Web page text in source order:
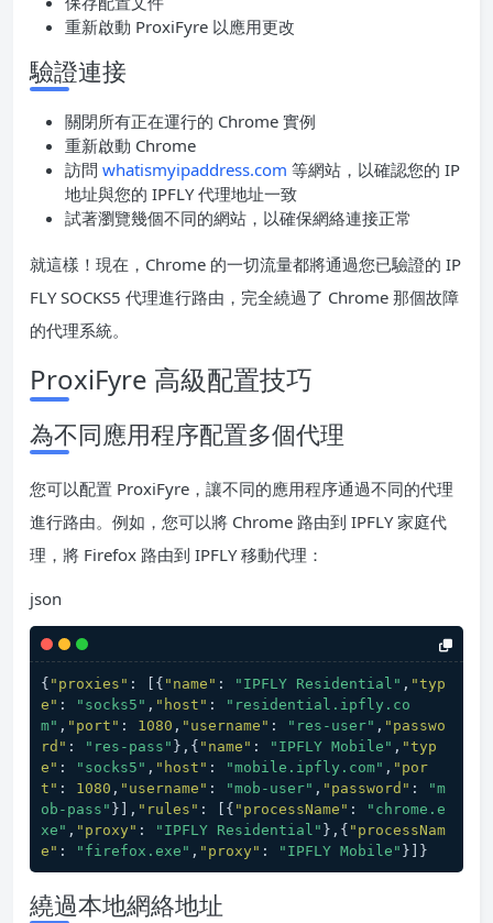
重新啟動 ProxiFyre 以應用更改
驗證連接
關閉所有正在運行的 Chrome 實例
重新啟動 Chrome
訪問 whatismyipaddress.com 等網站，以確認您的 IP
地址與您的 IPFLY 代理地址一致
試著瀏覽幾個不同的網站，以確保網絡連接正常
就這樣！現在，Chrome 的一切流量都將通過您已驗證的 IP
FLY SOCKS5 代理進行路由，完全繞過了 Chrome 那個故障
的代理系統。
ProxiFyre 高級配置技巧
為不同應用程序配置多個代理
您可以配置 ProxiFyre，讓不同的應用程序通過不同的代理
進行路由。例如，您可以將 Chrome 路由到 IPFLY 家庭代
理，將 Firefox 路由到 IPFLY 移動代理：
json
{ "proxies" : { "name" : "IPFLY Residential" , "typ
e" : "socks5" , "host" :
"residential.ipfly.co
m" , "port" : 1080 , "username" : "res-user" , "passwo
rd" : "res-pass" } , { "name" : "IPFLY Mobile" , "typ
e" : "socks5" , "host" : "mobile.ipfly.com" , "por
t" : 1080 , "username" : "mob-user" , "password" :
"m
ob-pass" } , "rules" : { "processName" :
"chrome.e
xe" , "proxy" : "IPFLY Residential" } , { "processNam
e" : "firefox.exe" , "proxy" : "IPFLY Mobile" } }
繞過本地網絡地址